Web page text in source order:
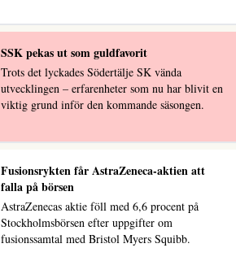
SSK pekas ut som guldfavorit
Trots det lyckades Södertälje SK vända
utvecklingen – erfarenheter som nu har blivit en
viktig grund inför den kommande säsongen.
Fusionsrykten får AstraZeneca-aktien att
falla på börsen
AstraZenecas aktie föll med 6,6 procent på
Stockholmsbörsen efter uppgifter om
fusionssamtal med Bristol Myers Squibb.